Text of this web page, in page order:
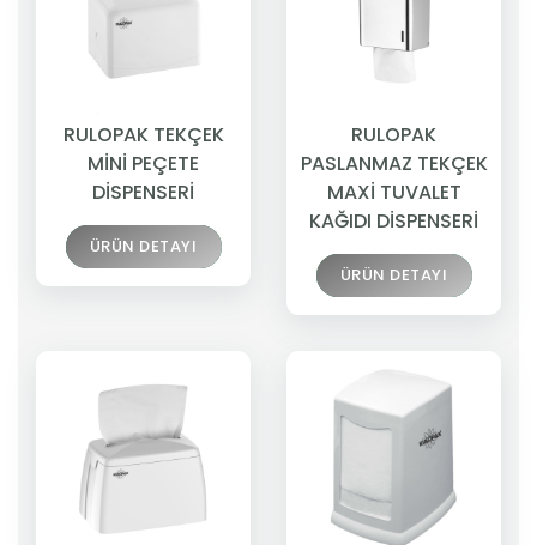
RULOPAK TEKÇEK
MİNİ PEÇETE
DİSPENSERİ
ÜRÜN DETAYI
RULOPAK
PASLANMAZ TEKÇEK
MAXİ TUVALET
KAĞIDI DİSPENSERİ
ÜRÜN DETAYI